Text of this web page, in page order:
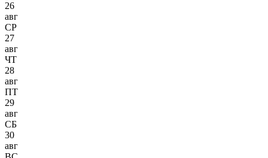
26
авг
СР
27
авг
ЧТ
28
авг
ПТ
29
авг
СБ
30
авг